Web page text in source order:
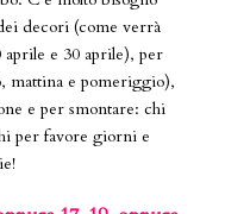
decori (come verrà
aprile e 30 aprile), per
mattina e pomeriggio),
e per smontare: chi
per favore giorni e